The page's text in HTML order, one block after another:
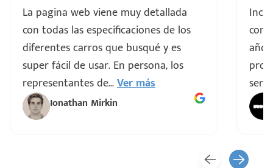
La pagina web viene muy detallada
con todas las especificaciones de los
diferentes carros que busqué y es
super fácil de usar. En persona, los
representantes de...Ver más
Ionathan Mirkin